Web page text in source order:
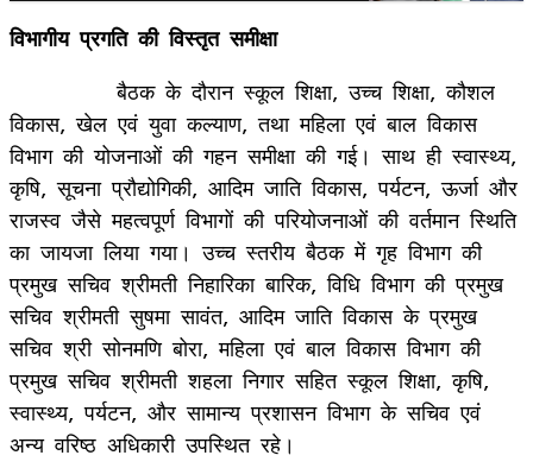
विभागीय प्रगति की विस्तृत समीक्षा
बैठक के दौरान स्कूल शिक्षा, उच्च शिक्षा, कौशल
विकास, खेल एवं युवा कल्याण, तथा महिला एवं बाल विकास
विभाग की योजनाओं की गहन समीक्षा की गई। साथ ही स्वास्थ्य,
कृषि, सूचना प्रौद्योगिकी, आदिम जाति विकास, पर्यटन, ऊर्जा और
राजस्व जैसे महत्वपूर्ण विभागों की परियोजनाओं की वर्तमान स्थिति
का जायजा लिया गया। उच्च स्तरीय बैठक में गृह विभाग की
प्रमुख सचिव श्रीमती निहारिका बारिक, विधि विभाग की प्रमुख
सचिव श्रीमती सुषमा सावंत, आदिम जाति विकास के प्रमुख
सचिव श्री सोनमणि बोरा, महिला एवं बाल विकास विभाग की
प्रमुख सचिव श्रीमती शहला निगार सहित स्कूल शिक्षा, कृषि,
स्वास्थ्य, पर्यटन, और सामान्य प्रशासन विभाग के सचिव एवं
अन्य वरिष्ठ अधिकारी उपस्थित रहे।